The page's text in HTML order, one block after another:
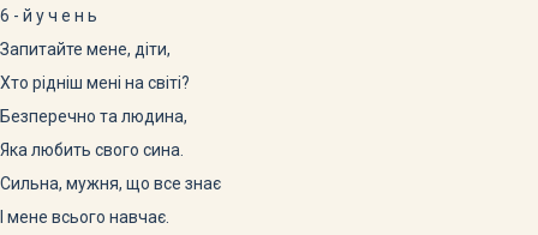
6 - й у ч е н ь
Запитайте мене, діти,
Хто рідніш мені на світі?
Безперечно та людина,
Яка любить свого сина.
Сильна, мужня, що все знає
І мене всього навчає.